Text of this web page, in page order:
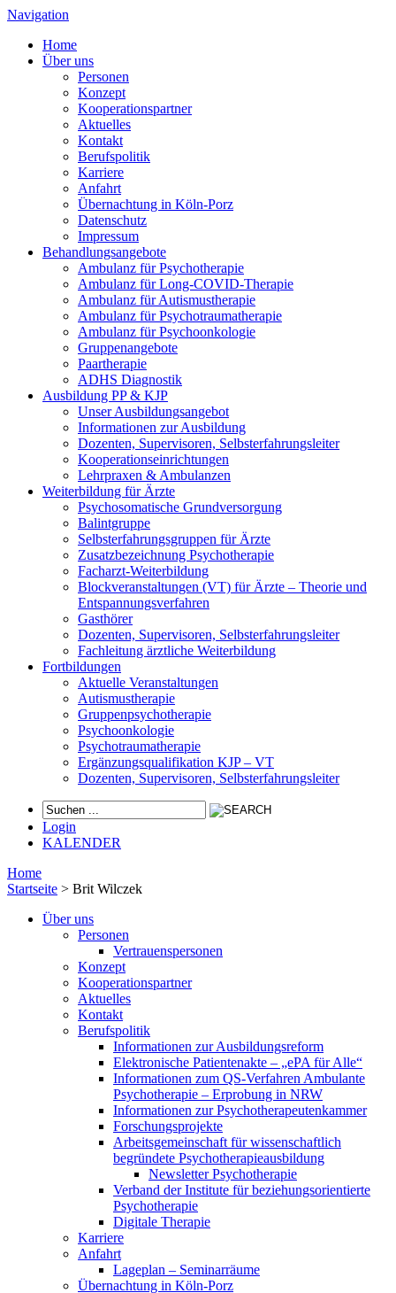
Navigation
Home
Über uns
Personen
Konzept
Kooperationspartner
Aktuelles
Kontakt
Berufspolitik
Karriere
Anfahrt
Übernachtung in Köln-Porz
Datenschutz
Impressum
Behandlungsangebote
Ambulanz für Psychotherapie
Ambulanz für Long-COVID-Therapie
Ambulanz für Autismustherapie
Ambulanz für Psychotraumatherapie
Ambulanz für Psychoonkologie
Gruppenangebote
Paartherapie
ADHS Diagnostik
Ausbildung PP & KJP
Unser Ausbildungsangebot
Informationen zur Ausbildung
Dozenten, Supervisoren, Selbsterfahrungsleiter
Kooperationseinrichtungen
Lehrpraxen & Ambulanzen
Weiterbildung für Ärzte
Psychosomatische Grundversorgung
Balintgruppe
Selbsterfahrungsgruppen für Ärzte
Zusatzbezeichnung Psychotherapie
Facharzt-Weiterbildung
Blockveranstaltungen (VT) für Ärzte – Theorie und
Entspannungsverfahren
Gasthörer
Dozenten, Supervisoren, Selbsterfahrungsleiter
Fachleitung ärztliche Weiterbildung
Fortbildungen
Aktuelle Veranstaltungen
Autismustherapie
Gruppenpsychotherapie
Psychoonkologie
Psychotraumatherapie
Ergänzungsqualifikation KJP – VT
Dozenten, Supervisoren, Selbsterfahrungsleiter
Login
KALENDER
Home
Startseite > Brit Wilczek
Über uns
Personen
Vertrauenspersonen
Konzept
Kooperationspartner
Aktuelles
Kontakt
Berufspolitik
Informationen zur Ausbildungsreform
Elektronische Patientenakte – „ePA für Alle“
Informationen zum QS-Verfahren Ambulante
Psychotherapie – Erprobung in NRW
Informationen zur Psychotherapeutenkammer
Forschungsprojekte
Arbeitsgemeinschaft für wissenschaftlich
begründete Psychotherapieausbildung
Newsletter Psychotherapie
Verband der Institute für beziehungsorientierte
Psychotherapie
Digitale Therapie
Karriere
Anfahrt
Lageplan – Seminarräume
Übernachtung in Köln-Porz